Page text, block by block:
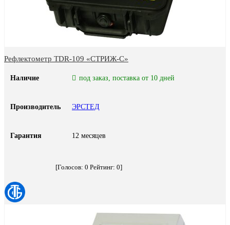
Рефлектометр TDR-109 «СТРИЖ-С»
Наличие под заказ, поставка от 10 дней
Производитель ЭРСТЕД
Гарантия 12 месяцев
[Голосов: 0 Рейтинг: 0]